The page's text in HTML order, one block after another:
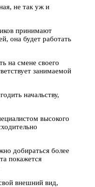
не так уж и
принимают
она будет работать
на смене своего
занимаемой
начальству,
высокого
добираться более
покажется
внешний вид,